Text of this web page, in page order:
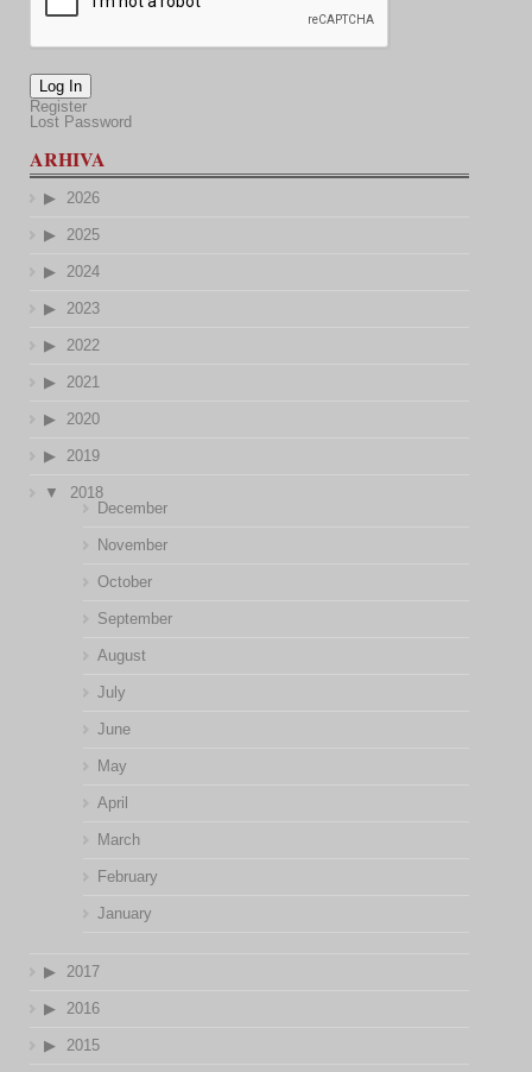
Log In
Register
Lost Password
ARHIVA
2026
2025
2024
2023
2022
2021
2020
2019
2018
December
November
October
September
August
July
June
May
April
March
February
January
2017
2016
2015